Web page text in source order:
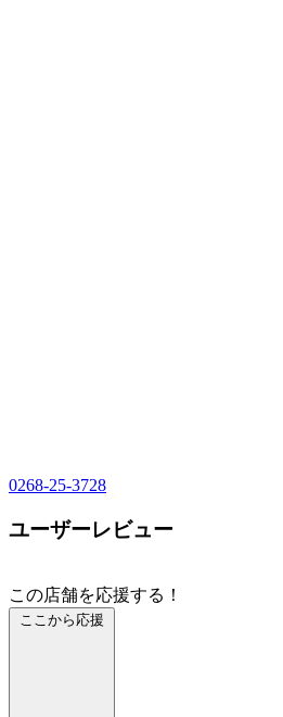
0268-25-3728
ユーザーレビュー
この店舗を応援する！
ここから応援